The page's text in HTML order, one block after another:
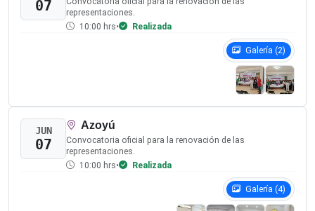
Buzón de contacto